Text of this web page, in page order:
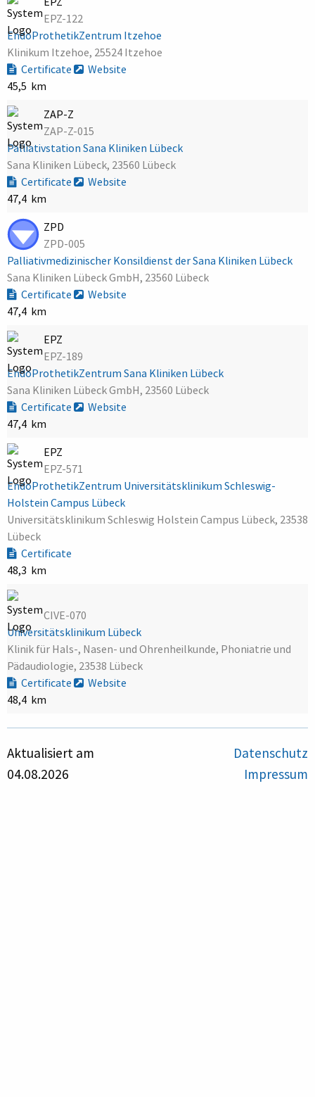
EPZ-122
EndoProthetikZentrum Itzehoe
Klinikum Itzehoe, 25524 Itzehoe
Certificate
Website
45,5 km
ZAP-Z
ZAP-Z-015
Palliativstation Sana Kliniken Lübeck
Sana Kliniken Lübeck, 23560 Lübeck
Certificate
Website
47,4 km
ZPD
ZPD-005
Palliativmedizinischer Konsildienst der Sana Kliniken Lübeck
Sana Kliniken Lübeck GmbH, 23560 Lübeck
Certificate
Website
47,4 km
EPZ
EPZ-189
EndoProthetikZentrum Sana Kliniken Lübeck
Sana Kliniken Lübeck GmbH, 23560 Lübeck
Certificate
Website
47,4 km
EPZ
EPZ-571
EndoProthetikZentrum Universitätsklinikum Schleswig-
Holstein Campus Lübeck
Universitätsklinikum Schleswig Holstein Campus Lübeck, 23538
Lübeck
Certificate
48,3 km
CIVE-070
Universitätsklinikum Lübeck
Klinik für Hals-, Nasen- und Ohrenheilkunde, Phoniatrie und
Pädaudiologie, 23538 Lübeck
Certificate
Website
48,4 km
Aktualisiert am
04.08.2026
Datenschutz
Impressum